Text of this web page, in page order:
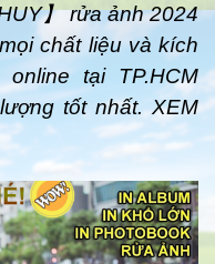
】 rửa ảnh 2024
chất liệu và kích
tại TP.HCM
tốt nhất. XEM